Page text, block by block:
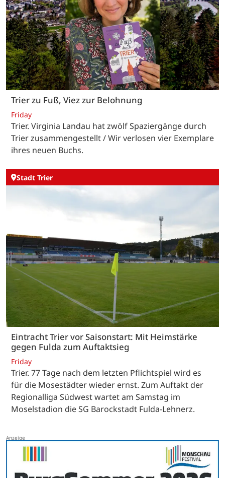
Trier zu Fuß, Viez zur Belohnung
Friday
Trier. Virginia Landau hat zwölf Spaziergänge durch
Trier zusammengestellt / Wir verlosen vier Exemplare
ihres neuen Buchs.
Stadt Trier
Eintracht Trier vor Saisonstart: Mit Heimstärke
gegen Fulda zum Auftaktsieg
Friday
Trier. 77 Tage nach dem letzten Pflichtspiel wird es
für die Mosestädter wieder ernst. Zum Auftakt der
Regionalliga Südwest wartet am Samstag im
Moselstadion die SG Barockstadt Fulda-Lehnerz.